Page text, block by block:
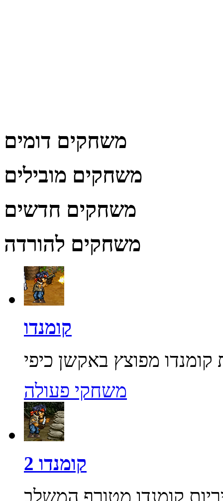
משחקים דומים
משחקים מובילים
משחקים חדשים
משחקים להורדה
קומנדו
משחקי פעולה
קומנדו 2